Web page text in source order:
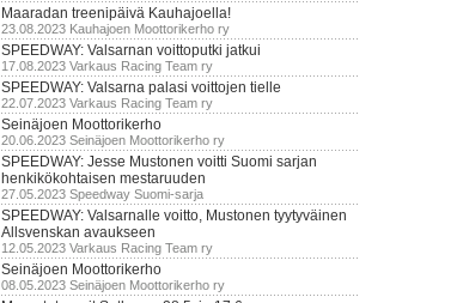
Maaradan treenipäivä Kauhajoella!
23.08.2023 Kauhajoen Moottorikerho ry
SPEEDWAY: Valsarnan voittoputki jatkui
17.08.2023 Varkaus Racing Team ry
SPEEDWAY: Valsarna palasi voittojen tielle
22.07.2023 Varkaus Racing Team ry
Seinäjoen Moottorikerho
20.06.2023 Seinäjoen Moottorikerho ry
SPEEDWAY: Jesse Mustonen voitti Suomi sarjan
henkikökohtaisen mestaruuden
27.05.2023 Speedway Suomi-sarja
SPEEDWAY: Valsarnalle voitto, Mustonen tyytyväinen
Allsvenskan avaukseen
12.05.2023 Varkaus Racing Team ry
Seinäjoen Moottorikerho
08.05.2023 Seinäjoen Moottorikerho ry